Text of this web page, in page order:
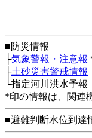
■防災情報
├気象警報・注意報
├土砂災害警戒情報
└指定河川洪水予報
*印の情報は、関連
■避難判断水位到達